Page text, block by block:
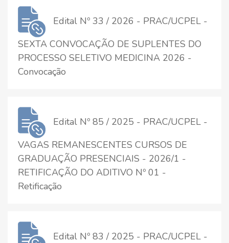
Edital Nº 33 / 2026 - PRAC/UCPEL -
SEXTA CONVOCAÇÃO DE SUPLENTES DO
PROCESSO SELETIVO MEDICINA 2026 -
Convocação
Edital Nº 85 / 2025 - PRAC/UCPEL -
VAGAS REMANESCENTES CURSOS DE
GRADUAÇÃO PRESENCIAIS - 2026/1 -
RETIFICAÇÃO DO ADITIVO Nº 01 -
Retificação
Edital Nº 83 / 2025 - PRAC/UCPEL -